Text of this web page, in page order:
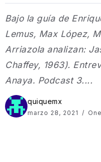
Bajo la guía de
Lemus, Max López,
Arriazola analizan:
Chaffey, 1963).
Anaya. Podcast 3....
quiquemx
marzo 28, 2021